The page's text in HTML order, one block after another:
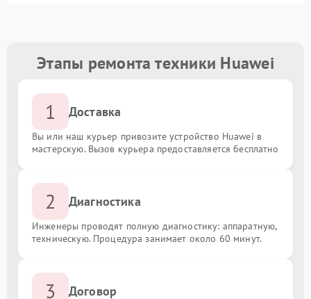
Этапы ремонта техники Huawei
1 Доставка
Вы или наш курьер привозите устройство Huawei в
мастерскую. Вызов курьера предоставляется бесплатно
2 Диагностика
Инженеры проводят полную диагностику: аппаратную,
техническую. Процедура занимает около 60 минут.
3 Договор